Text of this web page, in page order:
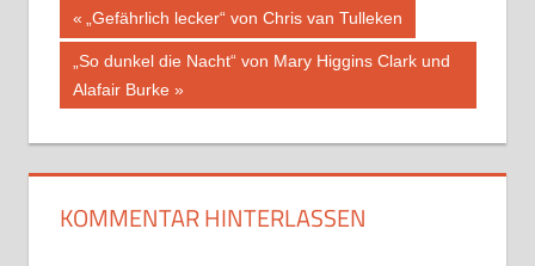
Beitragsnavigation
Vorheriger
Beitrag:
„Gefährlich lecker“ von Chris van Tulleken
Nächster
Beitrag:
„So dunkel die Nacht“ von Mary Higgins Clark und
Alafair Burke
KOMMENTAR HINTERLASSEN